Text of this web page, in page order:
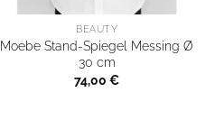
BEAUTY
Moebe Stand-Spiegel Messing Ø
30 cm
74,00€